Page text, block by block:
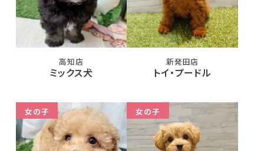
高知店
ミックス犬
新発田店
トイ・プードル
女の子 女の子